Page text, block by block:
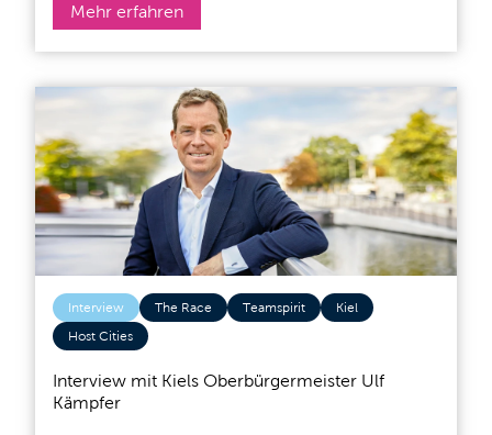
Mehr erfahren
Interview The Race Teamspirit
Kiel
Host Cities
Interview mit Kiels Oberbürgermeister Ulf
Kämpfer